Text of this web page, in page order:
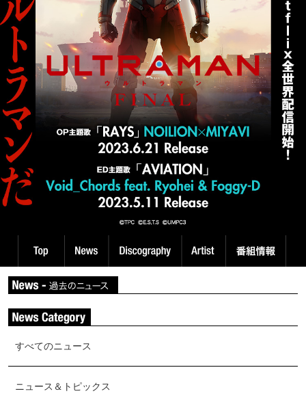
すべてのニュース
ニュース＆トピックス